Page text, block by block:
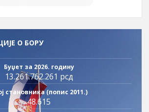
О БОРУ
Буџет за 2026. годину
13.261.762.261 рсд
становника (попис 2011.)
48.615